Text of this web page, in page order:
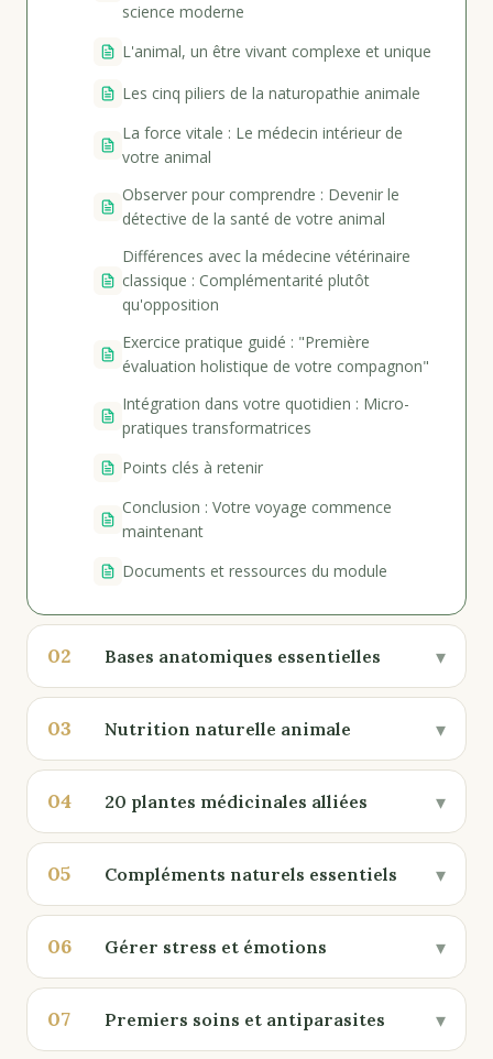
science moderne
L'animal, un être vivant complexe et unique
Les cinq piliers de la naturopathie animale
La force vitale : Le médecin intérieur de
votre animal
Observer pour comprendre : Devenir le
détective de la santé de votre animal
Différences avec la médecine vétérinaire
classique : Complémentarité plutôt
qu'opposition
Exercice pratique guidé : "Première
évaluation holistique de votre compagnon"
Intégration dans votre quotidien : Micro-
pratiques transformatrices
Points clés à retenir
Conclusion : Votre voyage commence
maintenant
Documents et ressources du module
02 Bases anatomiques essentielles ▾
03 Nutrition naturelle animale ▾
04 20 plantes médicinales alliées ▾
05 Compléments naturels essentiels ▾
06 Gérer stress et émotions ▾
07 Premiers soins et antiparasites ▾